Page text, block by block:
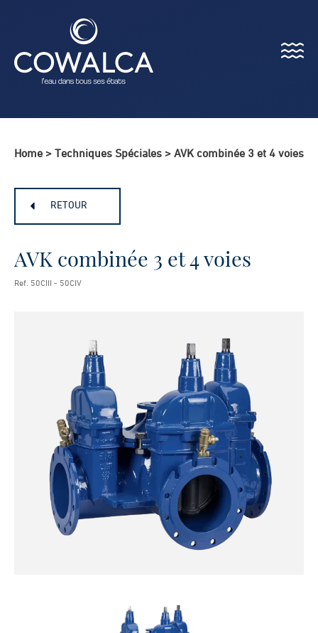
Menu
Home > Techniques Spéciales > AVK combinée 3 et 4 voies
RETOUR
AVK combinée 3 et 4 voies
Ref. 50CIII - 50CIV